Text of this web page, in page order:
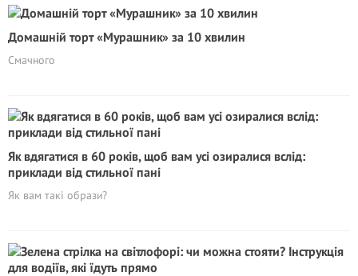
Домашній торт «Мурашник» за 10 хвилин
Смачного
Як вдягатися в 60 років, щоб вам усі озиралися вслід:
приклади від стильної пані
Як вам такі образи?